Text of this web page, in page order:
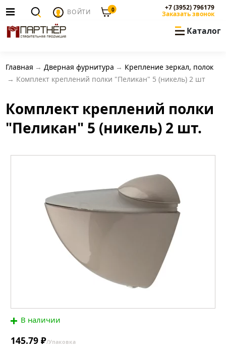
ВОЙТИ 0 +7 (3952) 796179
Заказать звонок
Каталог
Главная Дверная фурнитура
Крепление зеркал, полок
Комплект креплений полки "Пеликан" 5 (никель) 2 шт
Комплект креплений полки
"Пеликан" 5 (никель) 2 шт.
В наличии
145.79 ₽/Упаковка